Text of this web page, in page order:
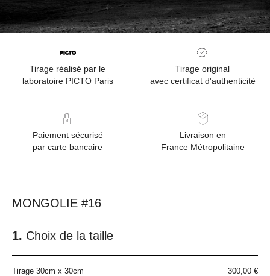
Tirage réalisé par le
laboratoire PICTO Paris
Tirage original
avec certificat d'authenticité
Paiement sécurisé
par carte bancaire
Livraison en
France Métropolitaine
MONGOLIE #16
Choix de la taille
Tirage 30cm x 30cm 300,00 €